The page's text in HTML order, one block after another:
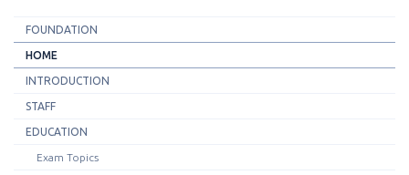
FOUNDATION
HOME
INTRODUCTION
STAFF
EDUCATION
Exam Topics